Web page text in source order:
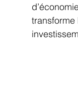
transforme